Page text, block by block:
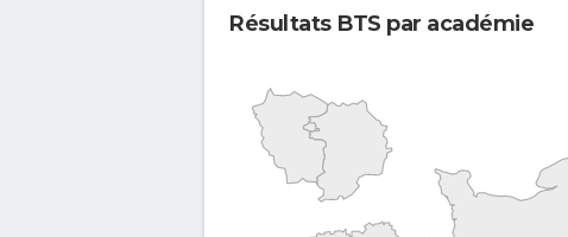
Résultats BTS par académie